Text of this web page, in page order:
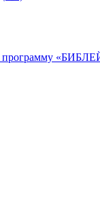
и программу